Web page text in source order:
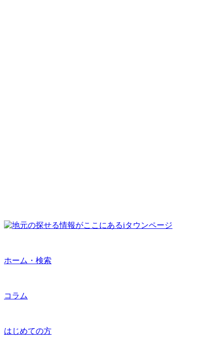
ホーム・検索
コラム
はじめての方